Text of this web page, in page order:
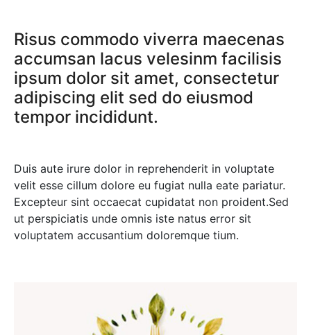
Risus commodo viverra maecenas
accumsan lacus velesinm facilisis
ipsum dolor sit amet, consectetur
adipiscing elit sed do eiusmod
tempor incididunt.
Duis aute irure dolor in reprehenderit in voluptate
velit esse cillum dolore eu fugiat nulla eate pariatur.
Excepteur sint occaecat cupidatat non proident.Sed
ut perspiciatis unde omnis iste natus error sit
voluptatem accusantium doloremque tium.